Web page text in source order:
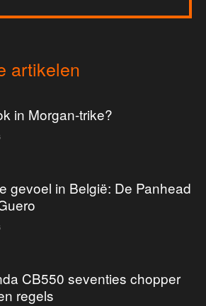
artikelen
in Morgan-trike?
gevoel in België: De Panhead
CB550 seventies chopper
regels